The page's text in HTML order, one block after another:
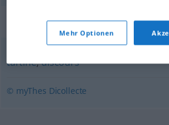
Synonyme für
tartine,discours
© myThes Dicollecte
Mehr Optionen